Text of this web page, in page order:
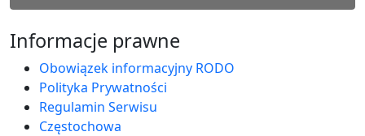
Informacje prawne
Obowiązek informacyjny RODO
Polityka Prywatności
Regulamin Serwisu
Częstochowa